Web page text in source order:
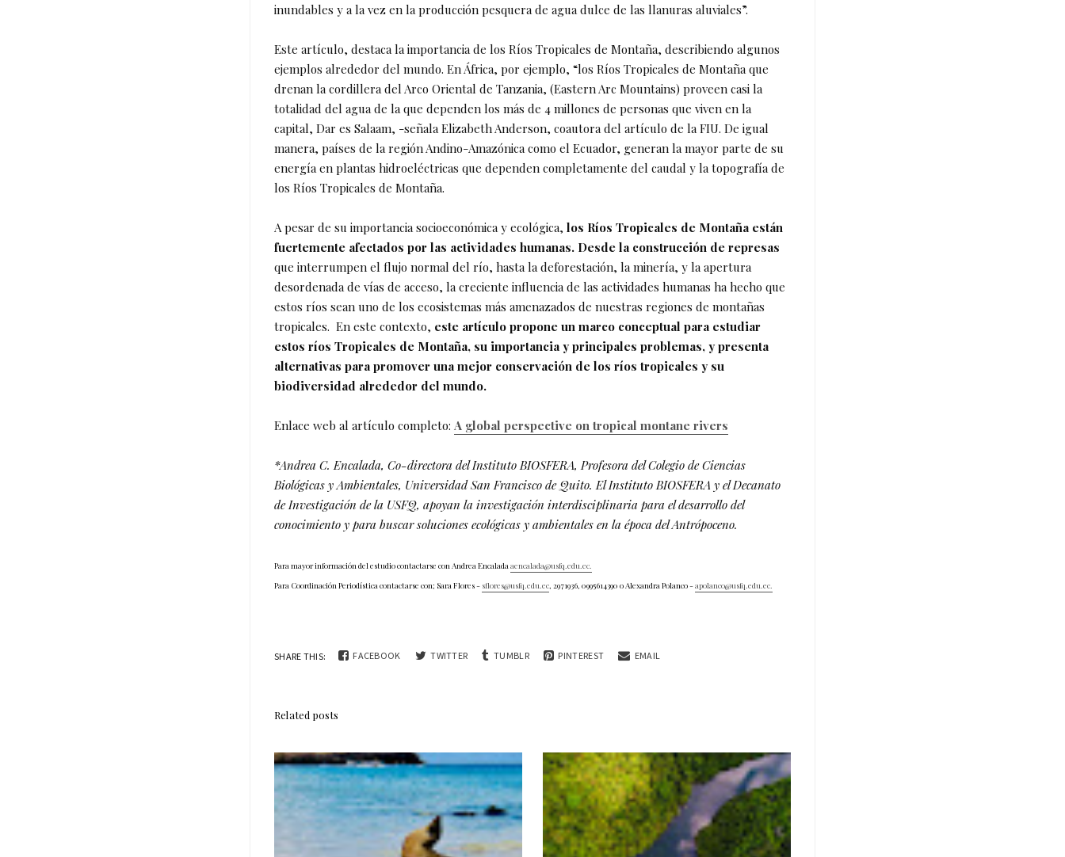
inundables y a la vez en la producción pesquera de agua dulce de las llanuras aluviales”.
Este artículo, destaca la importancia de los Ríos Tropicales de Montaña, describiendo algunos
ejemplos alrededor del mundo. En África, por ejemplo, “los Ríos Tropicales de Montaña que
drenan la cordillera del Arco Oriental de Tanzania, (Eastern Arc Mountains) proveen casi la
totalidad del agua de la que dependen los más de 4 millones de personas que viven en la
capital, Dar es Salaam, -señala Elizabeth Anderson, coautora del artículo de la FIU. De igual
manera, países de la región Andino-Amazónica como el Ecuador, generan la mayor parte de su
energía en plantas hidroeléctricas que dependen completamente del caudal y la topografía de
los Ríos Tropicales de Montaña.
A pesar de su importancia socioeconómica y ecológica, los Ríos Tropicales de Montaña están
fuertemente afectados por las actividades humanas. Desde la construcción de represas
que interrumpen el flujo normal del río, hasta la deforestación, la minería, y la apertura
desordenada de vías de acceso, la creciente influencia de las actividades humanas ha hecho que
estos ríos sean uno de los ecosistemas más amenazados de nuestras regiones de montañas
tropicales. En este contexto, este artículo propone un marco conceptual para estudiar
estos ríos Tropicales de Montaña, su importancia y principales problemas, y presenta
alternativas para promover una mejor conservación de los ríos tropicales y su
biodiversidad alrededor del mundo.
Enlace web al artículo completo: A global perspective on tropical montane rivers
*Andrea C. Encalada, Co-directora del Instituto BIOSFERA, Profesora del Colegio de Ciencias
Biológicas y Ambientales, Universidad San Francisco de Quito. El Instituto BIOSFERA y el Decanato
de Investigación de la USFQ, apoyan la investigación interdisciplinaria para el desarrollo del
conocimiento y para buscar soluciones ecológicas y ambientales en la época del Antrópoceno.
Para mayor información del estudio contactarse con Andrea Encalada aencalada@usfq.edu.ec.
Para Coordinación Periodística contactarse con; Sara Flores - sflores@usfq.edu.ec, 2971936, 0995614390 o Alexandra Polanco -apolanco@usfq.edu.ec.
SHARE THIS: FACEBOOK TWITTER TUMBLR PINTEREST EMAIL
Related posts